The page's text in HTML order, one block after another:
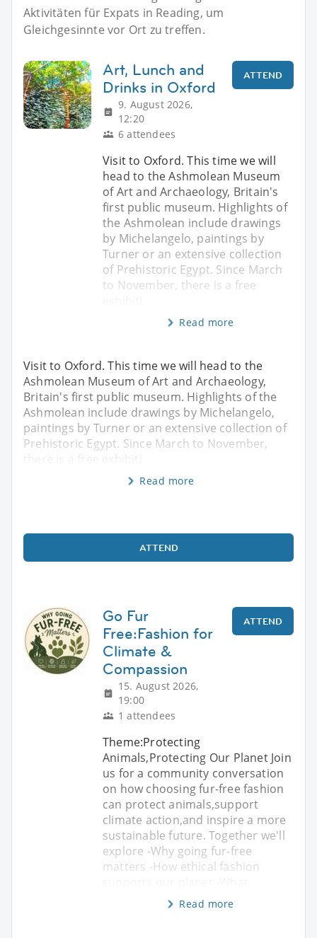
Aktivitäten für Expats in Reading, um
Gleichgesinnte vor Ort zu treffen.
Art, Lunch and
Drinks in Oxford
9. August 2026,
12:20
6 attendees
ATTEND
Visit to Oxford. This time we will
head to the Ashmolean Museum
of Art and Archaeology, Britain's
first public museum. Highlights of
the Ashmolean include drawings
by Michelangelo, paintings by
Turner or an extensive collection
of Prehistoric Egypt. Since March
to November, there is a free
Read more
Visit to Oxford. This time we will head to the
Ashmolean Museum of Art and Archaeology,
Britain's first public museum. Highlights of the
Ashmolean include drawings by Michelangelo,
paintings by Turner or an extensive collection of
Prehistoric Egypt. Since March to November,
there is a free exhibiti
Read more
ATTEND
Go Fur
Free:Fashion for
Climate &
Compassion
15. August 2026,
19:00
1 attendees
ATTEND
Theme:Protecting
Animals,Protecting Our Planet Join
us for a community conversation
on how choosing fur-free fashion
can protect animals,support
climate action,and inspire a more
sustainable future. Together we'll
explore -Why going fur-free
matters -How ethical fashion
Read more